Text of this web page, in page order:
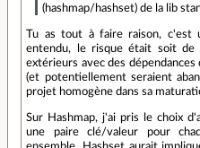
(hashmap/hashset) de la lib
Tu as tout à faire raison, c'est
entendu, le risque était soit de
extérieurs avec des
(et potentiellement seraient
projet homogène dans sa
Sur Hashmap, j'ai pris le choix
une paire clé/valeur pour